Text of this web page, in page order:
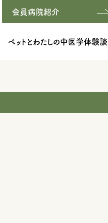
ペットとわたしの中医学体験談
会員病院紹介